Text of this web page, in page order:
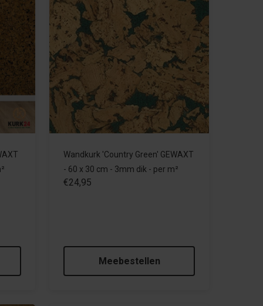
Wandkurk 'Country Green' GEWAXT
- 60 x 30 cm - 3mm dik - per m²
€24,95
Meebestellen